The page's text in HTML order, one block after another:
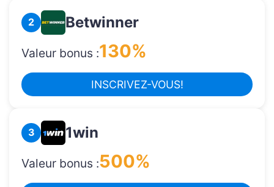
2 Betwinner
Valeur bonus :130%
INSCRIVEZ-VOUS!
3 1win
Valeur bonus :500%